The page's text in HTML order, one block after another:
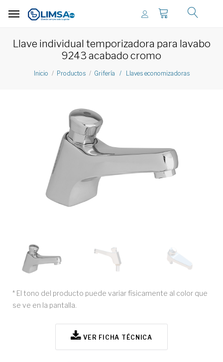
Llave individual temporizadora para lavabo
9243 acabado cromo
Inicio Productos Grifería / Llaves economizadoras
* El tono del producto puede variar físicamente al color que
se ve en la pantalla.
VER FICHA TÉCNICA